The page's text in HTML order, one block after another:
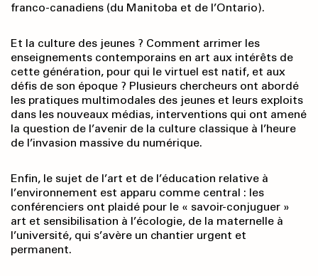
franco-canadiens (du Manitoba et de l’Ontario).
Et la culture des jeunes ? Comment arrimer les
enseignements contemporains en art aux intérêts de
cette génération, pour qui le virtuel est natif, et aux
défis de son époque ? Plusieurs chercheurs ont abordé
les pratiques multimodales des jeunes et leurs exploits
dans les nouveaux médias, interventions qui ont amené
la question de l’avenir de la culture classique à l’heure
de l’invasion massive du numérique.
Enfin, le sujet de l’art et de l’éducation relative à
l’environnement est apparu comme central : les
conférenciers ont plaidé pour le « savoir-conjuguer »
art et sensibilisation à l’écologie, de la maternelle à
l’université, qui s’avère un chantier urgent et
permanent.